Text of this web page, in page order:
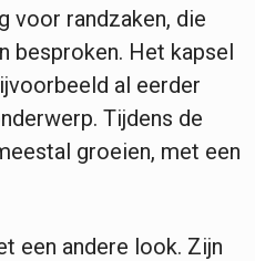
voor randzaken, die
besproken. Het kapsel
al eerder
Tijdens de
groeien, met een
een andere look. Zijn